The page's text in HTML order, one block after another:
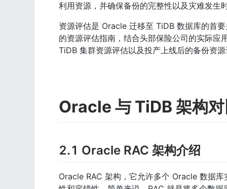
利用资源，并确保备份的完整性以及灾难发生
资源评估是 Oracle 迁移至 TiDB 数据库的首
的资源评估指南，结合头部保险公司的实际
TiDB 集群资源评估以及投产上线后的备份资
Oracle 与 TiDB 架构
2.1 Oracle RAC 架构介绍
Oracle RAC 架构，它允许多个 Oracle 数据